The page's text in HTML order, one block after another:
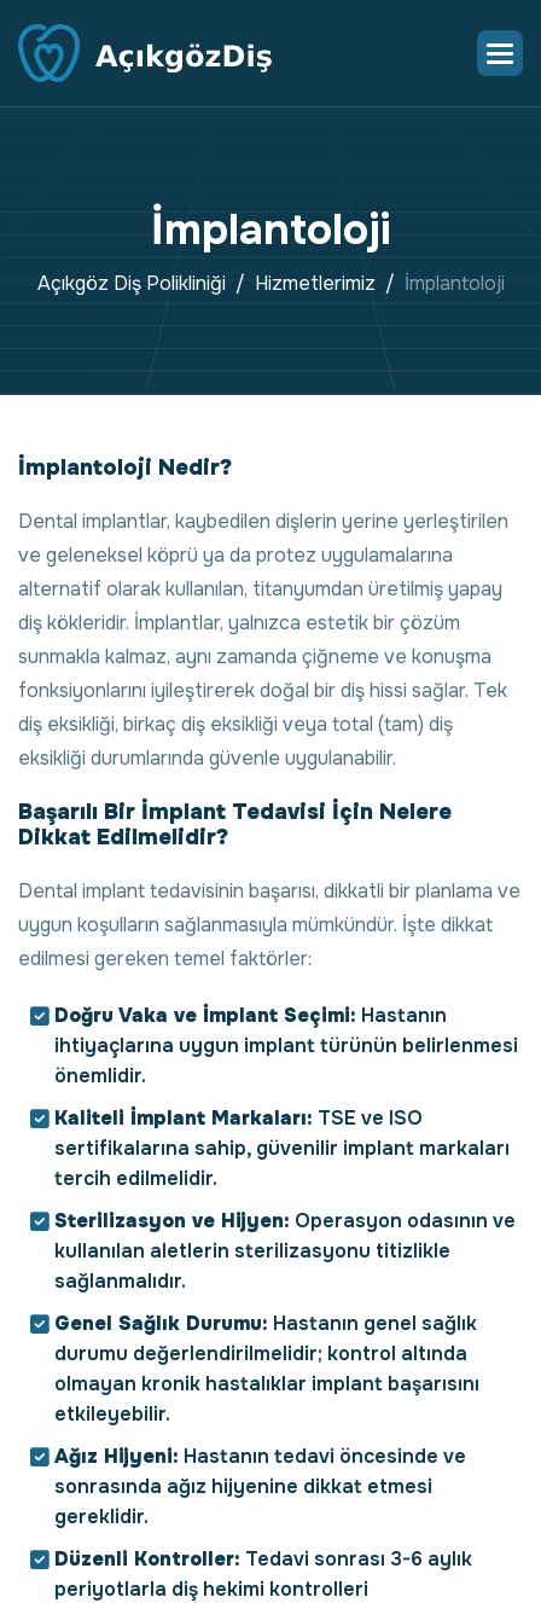
İmplantoloji
Açıkgöz Diş Polikliniği Hizmetlerimiz İmplantoloji
İmplantoloji Nedir?
Dental implantlar, kaybedilen dişlerin yerine yerleştirilen
ve geleneksel köprü ya da protez uygulamalarına
alternatif olarak kullanılan, titanyumdan üretilmiş yapay
diş kökleridir. İmplantlar, yalnızca estetik bir çözüm
sunmakla kalmaz, aynı zamanda çiğneme ve konuşma
fonksiyonlarını iyileştirerek doğal bir diş hissi sağlar. Tek
diş eksikliği, birkaç diş eksikliği veya total (tam) diş
eksikliği durumlarında güvenle uygulanabilir.
Başarılı Bir İmplant Tedavisi İçin Nelere
Dikkat Edilmelidir?
Dental implant tedavisinin başarısı, dikkatli bir planlama ve
uygun koşulların sağlanmasıyla mümkündür. İşte dikkat
edilmesi gereken temel faktörler:
Doğru Vaka ve İmplant Seçimi: Hastanın
ihtiyaçlarına uygun implant türünün belirlenmesi
önemlidir.
Kaliteli İmplant Markaları: TSE ve ISO
sertifikalarına sahip, güvenilir implant markaları
tercih edilmelidir.
Sterilizasyon ve Hijyen: Operasyon odasının ve
kullanılan aletlerin sterilizasyonu titizlikle
sağlanmalıdır.
Genel Sağlık Durumu: Hastanın genel sağlık
durumu değerlendirilmelidir; kontrol altında
olmayan kronik hastalıklar implant başarısını
etkileyebilir.
Ağız Hijyeni: Hastanın tedavi öncesinde ve
sonrasında ağız hijyenine dikkat etmesi
gereklidir.
Düzenli Kontroller: Tedavi sonrası 3-6 aylık
periyotlarla diş hekimi kontrolleri